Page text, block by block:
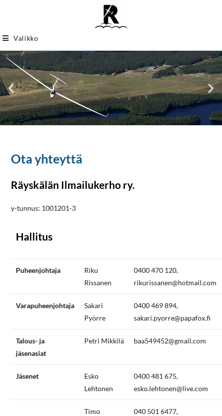
Valikko
Ota yhteyttä
Räyskälän Ilmailukerho ry.
y-tunnus: 1001201-3
Hallitus
Puheenjohtaja
Riku
Rissanen
0400 470 120,
rikurissanen@hotmail.com
Varapuheenjohtaja
Sakari
Pyörre
0400 469 894,
sakari.pyorre@papafox.fi
Talous- ja
jäsenasiat
Petri Mikkilä baa549452@gmail.com
Jäsenet
Esko
Lehtonen
0400 481 675,
esko.lehtonen@live.com
Timo
040 501 6477,